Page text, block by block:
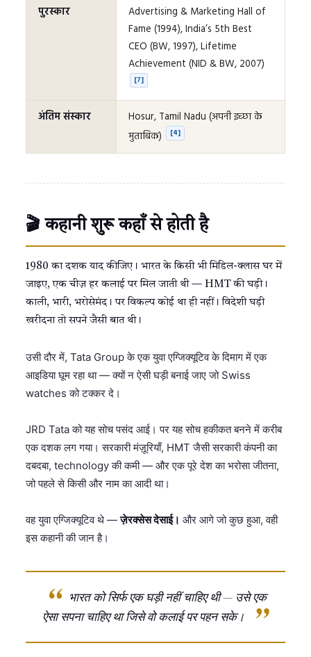
पुरस्कार
Advertising & Marketing Hall of
Fame (1994), India’s 5th Best
CEO (BW, 1997), Lifetime
Achievement (NID & BW, 2007)
[7]
अंतिम संस्कार
Hosur, Tamil Nadu (अपनी इच्छा के
मुताबिक)
[4]
🎬 कहानी शुरू कहाँ से होती है
1980 का दशक याद कीजिए। भारत के किसी भी मिडिल-क्लास घर में
जाइए, एक चीज़ हर कलाई पर मिल जाती थी — HMT की घड़ी।
काली, भारी, भरोसेमंद। पर विकल्प कोई था ही नहीं। विदेशी घड़ी
खरीदना तो सपने जैसी बात थी।
उसी दौर में, Tata Group के एक युवा एग्जिक्यूटिव के दिमाग में एक
आइडिया घूम रहा था — क्यों न ऐसी घड़ी बनाई जाए जो Swiss
watches को टक्कर दे।
JRD Tata को यह सोच पसंद आई। पर यह सोच हकीकत बनने में करीब
एक दशक लग गया। सरकारी मंज़ूरियाँ, HMT जैसी सरकारी कंपनी का
दबदबा, technology की कमी — और एक पूरे देश का भरोसा जीतना,
जो पहले से किसी और नाम का आदी था।
वह युवा एग्जिक्यूटिव थे —ज़ेरक्सेस देसाई। और आगे जो कुछ हुआ, वही
इस कहानी की जान है।
भारत को सिर्फ एक घड़ी नहीं चाहिए थी — उसे एक
ऐसा सपना चाहिए था जिसे वो कलाई पर पहन सके।